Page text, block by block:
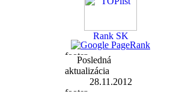
Posledná
aktualizácia
28.11.2012